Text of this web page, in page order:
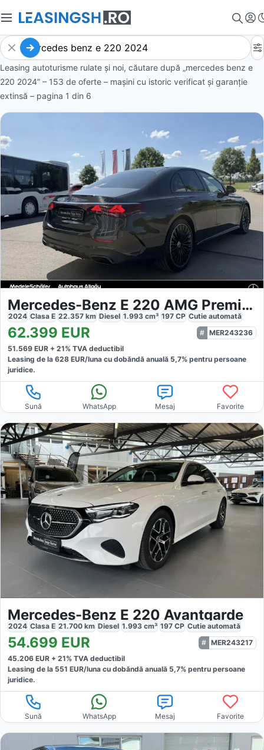
Leasing autoturisme rulate și noi, căutare după „mercedes benz e
220 2024” – 153 de oferte – mașini cu istoric verificat și garanție
extinsă – pagina 1 din 6
Mercedes-Benz E 220 AMG Premium Night
2024 Clasa E 22.357 km Diesel 1.993 cm³ 197 CP Cutie automată
62.399 EUR
MER243236
51.569 EUR + 21% TVA deductibil
Leasing de la 628 EUR/luna cu dobăndă anuală 5,7% pentru persoane
juridice.
Sună WhatsApp Mesaj Favorite
Mercedes-Benz E 220 Avantgarde
2024 Clasa E 21.700 km Diesel 1.993 cm³ 197 CP Cutie automată
54.699 EUR
MER243217
45.206 EUR + 21% TVA deductibil
Leasing de la 551 EUR/luna cu dobăndă anuală 5,7% pentru persoane
juridice.
Sună WhatsApp Mesaj Favorite